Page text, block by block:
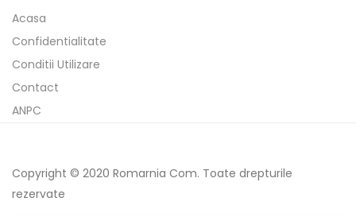
Acasa
Confidentialitate
Conditii Utilizare
Contact
ANPC
Copyright © 2020 Romarnia Com. Toate drepturile
rezervate